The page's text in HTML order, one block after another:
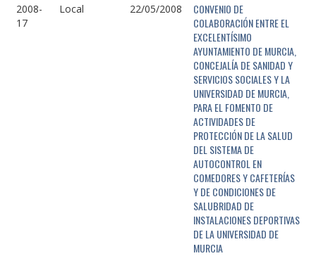
2008-
17
Local 22/05/2008
CONVENIO DE
COLABORACIÓN ENTRE EL
EXCELENTÍSIMO
AYUNTAMIENTO DE MURCIA,
CONCEJALÍA DE SANIDAD Y
SERVICIOS SOCIALES Y LA
UNIVERSIDAD DE MURCIA,
PARA EL FOMENTO DE
ACTIVIDADES DE
PROTECCIÓN DE LA SALUD
DEL SISTEMA DE
AUTOCONTROL EN
COMEDORES Y CAFETERÍAS
Y DE CONDICIONES DE
SALUBRIDAD DE
INSTALACIONES DEPORTIVAS
DE LA UNIVERSIDAD DE
MURCIA